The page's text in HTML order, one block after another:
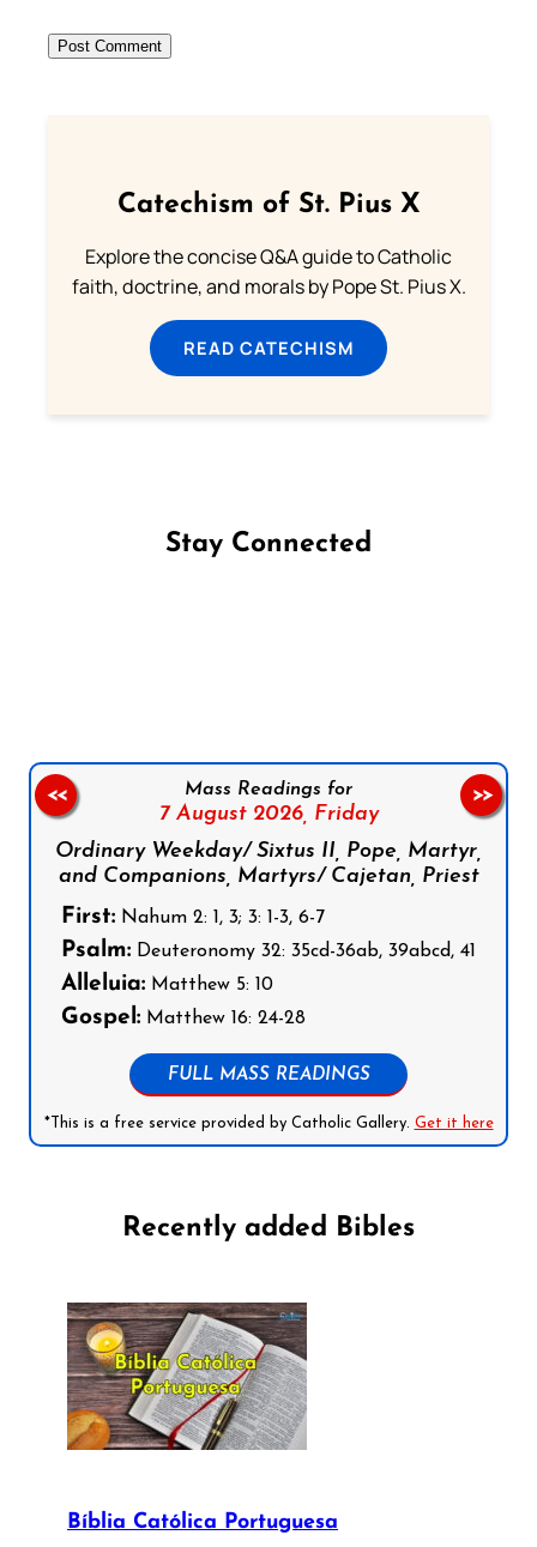
Catechism of St. Pius X
Explore the concise Q&A guide to Catholic
faith, doctrine, and morals by Pope St. Pius X.
READ CATECHISM
Stay Connected
Mass Readings for
7 August 2026, Friday
Ordinary Weekday/ Sixtus II, Pope, Martyr,
and Companions, Martyrs/ Cajetan, Priest
First: Nahum 2: 1, 3; 3: 1-3, 6-7
Psalm: Deuteronomy 32: 35cd-36ab, 39abcd, 41
Alleluia: Matthew 5: 10
Gospel: Matthew 16: 24-28
FULL MASS READINGS
*This is a free service provided by Catholic Gallery. Get it here
<< >>
Recently added Bibles
Bíblia Católica Portuguesa